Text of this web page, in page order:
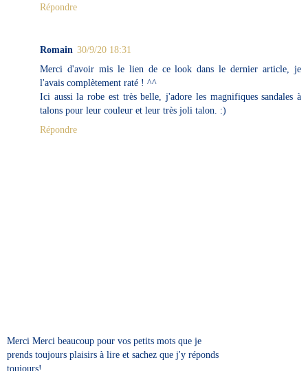
Répondre
Romain 30/9/20 18:31
Merci d'avoir mis le lien de ce look dans le dernier article, je
l'avais complètement raté ! ^^
Ici aussi la robe est très belle, j'adore les magnifiques sandales à
talons pour leur couleur et leur très joli talon. :)
Répondre
Merci Merci beaucoup pour vos petits mots que je
prends toujours plaisirs à lire et sachez que j'y réponds
toujours!